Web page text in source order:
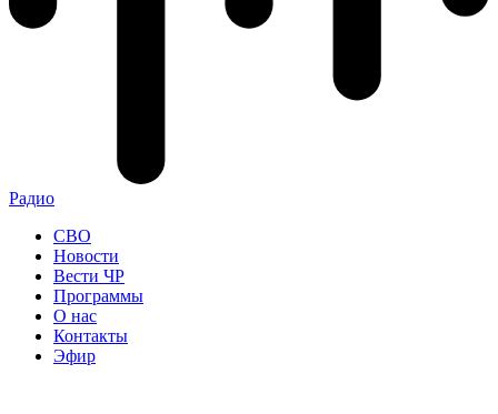
Радио
СВО
Новости
Вести ЧР
Программы
О нас
Контакты
Эфир